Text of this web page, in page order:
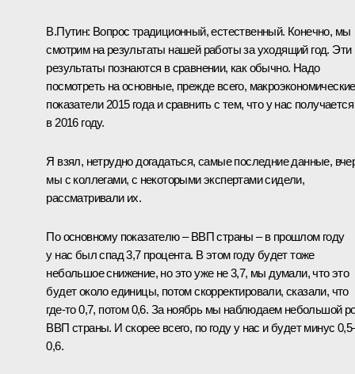
В.Путин: Вопрос традиционный, естественный. Конечно, мы
смотрим на результаты нашей работы за уходящий год. Эти
результаты познаются в сравнении, как обычно. Надо
посмотреть на основные, прежде всего, макроэкономические
показатели 2015 года и сравнить с тем, что у нас получается
в 2016 году.
Я взял, нетрудно догадаться, самые последние данные,
мы с коллегами, с некоторыми экспертами сидели,
рассматривали их.
По основному показателю – ВВП страны – в прошлом году
у нас был спад 3,7 процента. В этом году будет тоже
небольшое снижение, но это уже не 3,7, мы думали, что это
будет около единицы, потом скорректировали, сказали, что
где-то 0,7, потом 0,6. За ноябрь мы наблюдаем небольшой
ВВП страны. И скорее всего, по году у нас и будет минус
0,6.